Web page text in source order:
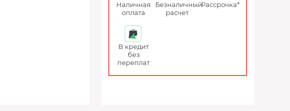
Наличная
оплата
Безналичный
расчет
Рассрочка*
В кредит
без
переплат